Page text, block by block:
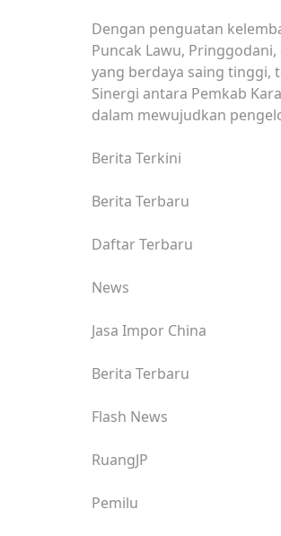
Dengan penguatan
Puncak Lawu,
yang berdaya saing tinggi,
Sinergi antara Pemkab
dalam mewujudkan
Berita Terkini
Berita Terbaru
Daftar Terbaru
News
Jasa Impor China
Berita Terbaru
Flash News
RuangJP
Pemilu